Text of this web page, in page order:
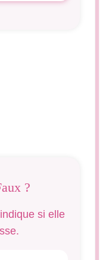
?
si elle